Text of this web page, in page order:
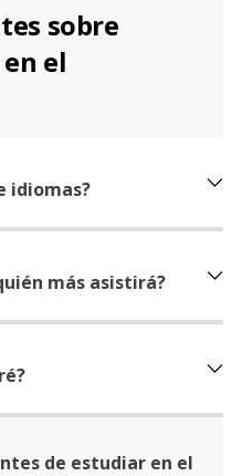
sobre
el
idiomas?
más asistirá?
de estudiar en el